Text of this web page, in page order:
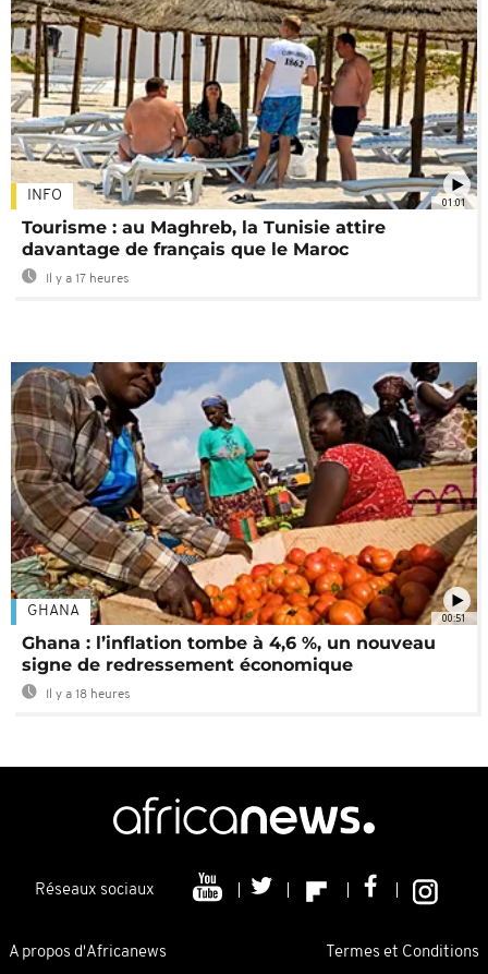
01:01
INFO
Tourisme : au Maghreb, la Tunisie attire
davantage de français que le Maroc
Il y a 17 heures
00:51
GHANA
Ghana : l’inflation tombe à 4,6 %, un nouveau
signe de redressement économique
Il y a 18 heures
Réseaux sociaux
A propos d'Africanews Termes et Conditions